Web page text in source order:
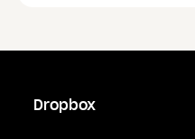
Dropbox